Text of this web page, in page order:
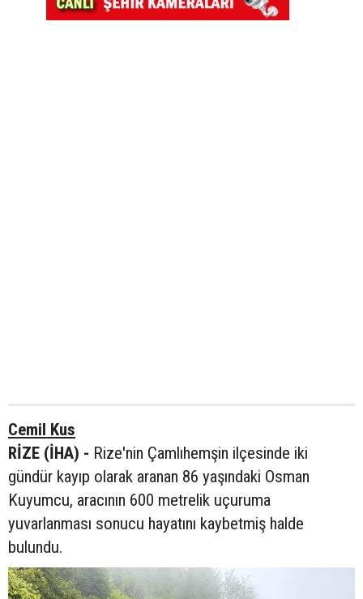
Cemil Kus
RİZE (İHA) - Rize'nin Çamlıhemşin ilçesinde iki
gündür kayıp olarak aranan 86 yaşındaki Osman
Kuyumcu, aracının 600 metrelik uçuruma
yuvarlanması sonucu hayatını kaybetmiş halde
bulundu.